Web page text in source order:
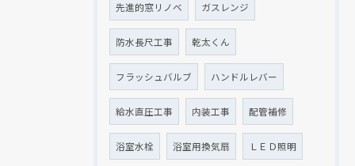
先進的窓リノベ ガスレンジ
防水長尺工事 乾太くん
フラッシュバルブ ハンドルレバー
給水直圧工事 内装工事 配管補修
浴室水栓 浴室用換気扇 ＬＥＤ照明